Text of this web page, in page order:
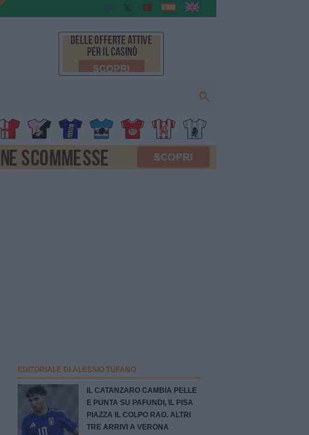
EDITORIALE DI ALESSIO TUFANO
IL CATANZARO CAMBIA PELLE
E PUNTA SU PAFUNDI, IL PISA
PIAZZA IL COLPO RAO. ALTRI
TRE ARRIVI A VERONA